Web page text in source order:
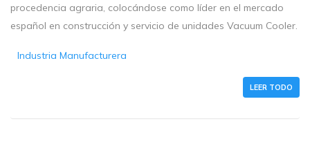
procedencia agraria, colocándose como líder en el mercado
español en construcción y servicio de unidades Vacuum Cooler.
Industria Manufacturera
LEER TODO